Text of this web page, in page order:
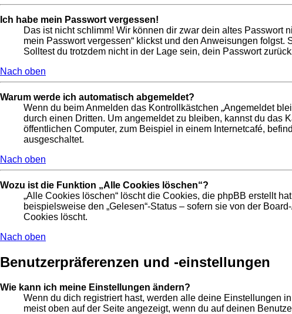
Ich habe mein Passwort vergessen!
Das ist nicht schlimm! Wir können dir zwar dein altes Passwort
mein Passwort vergessen“ klickst und den Anweisungen
Solltest du trotzdem nicht in der Lage sein, dein Passwort
Nach oben
Warum werde ich automatisch abgemeldet?
Wenn du beim Anmelden das Kontrollkästchen „Angemeldet
durch einen Dritten. Um angemeldet zu bleiben, kannst du das
öffentlichen Computer, zum Beispiel in einem Internetcafé,
ausgeschaltet.
Nach oben
Wozu ist die Funktion „Alle Cookies löschen“?
„Alle Cookies löschen“ löscht die Cookies, die phpBB erstellt
beispielsweise den „Gelesen“-Status – sofern sie von der
Cookies löscht.
Nach oben
Benutzerpräferenzen und -einstellungen
Wie kann ich meine Einstellungen ändern?
Wenn du dich registriert hast, werden alle deine Einstellungen
meist oben auf der Seite angezeigt, wenn du auf deinen